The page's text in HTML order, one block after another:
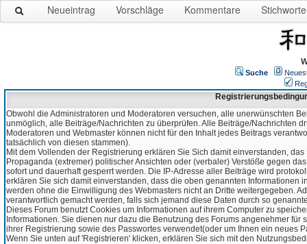
Neueintrag Vorschläge Kommentare Stichworte
Suche
Obwohl die Administratoren und Moderatoren versuchen, alle unerwünschten
unmöglich, alle Beiträge/Nachrichten zu überprüfen. Alle Beiträge/Nachrichten
Moderatoren und Webmaster können nicht für den Inhalt jedes Beitrags
tatsächlich von diesen stammen).
Mit dem Vollenden der Registrierung erklären Sie Sich damit einverstanden,
Propaganda (extremer) politischer Ansichten oder (verbaler) Verstöße gegen
sofort und dauerhaft gesperrt werden. Die IP-Adresse aller Beiträge wird
erklären Sie sich damit einverstanden, dass die oben genannten Informationen
werden ohne die Einwilligung des Webmasters nicht an Dritte weitergegeben.
verantwortlich gemacht werden, falls sich jemand diese Daten durch so
Dieses Forum benutzt Cookies um Informationen auf ihrem Computer zu
Informationen. Sie dienen nur dazu die Benutzung des Forums angenehmer
ihrer Registrierung sowie des Passwortes verwendet(oder um Ihnen ein neues
Wenn Sie unten auf 'Registrieren' klicken, erklären Sie sich mit den